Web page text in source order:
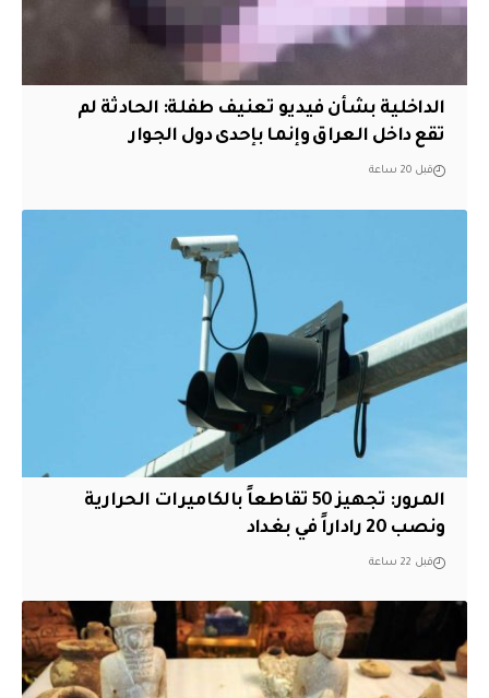
الداخلية بشأن فيديو تعنيف طفلة: الحادثة لم
تقع داخل العراق وإنما بإحدى دول الجوار
قبل 20 ساعة
المرور: تجهيز 50 تقاطعاً بالكاميرات الحرارية
ونصب 20 راداراً في بغداد
قبل 22 ساعة